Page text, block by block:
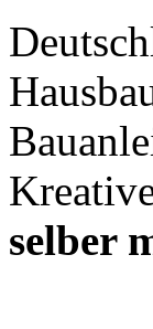
selber